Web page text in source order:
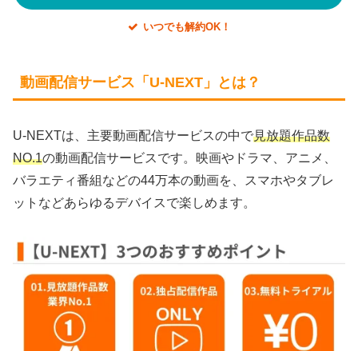
いつでも解約OK！
動画配信サービス「U-NEXT」とは？
U-NEXTは、主要動画配信サービスの中で見放題作品数
NO.1の動画配信サービスです。映画やドラマ、アニメ、
バラエティ番組などの44万本の動画を、スマホやタブレ
ットなどあらゆるデバイスで楽しめます。